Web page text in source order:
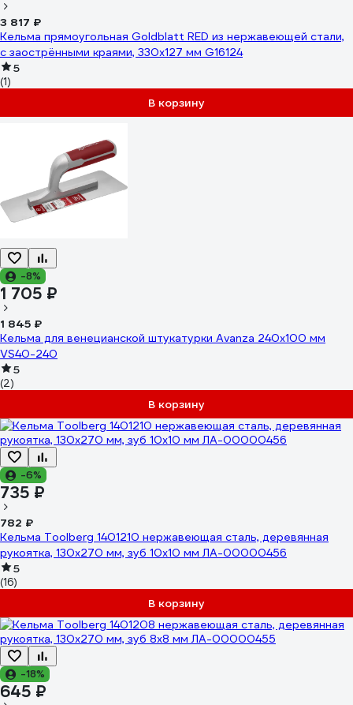
3 817 ₽
Кельма прямоугольная Goldblatt RED из нержавеющей стали,
с заострёнными краями, 330х127 мм G16124
5
(1)
В корзину
-8%
1 705 ₽
1 845 ₽
Кельма для венецианской штукатурки Avanza 240x100 мм
VS40-240
5
(2)
В корзину
-6%
735 ₽
782 ₽
Кельма Toolberg 1401210 нержавеющая сталь, деревянная
рукоятка, 130x270 мм, зуб 10x10 мм ЛА-00000456
5
(16)
В корзину
-18%
645 ₽